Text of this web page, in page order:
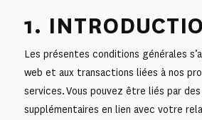
1.
Les présentes conditions générales
web et aux transactions liées à nos
services. Vous pouvez être liés par
supplémentaires en lien avec votre